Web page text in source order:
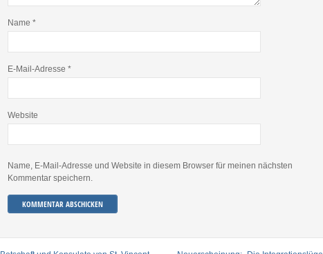
Name*
E-Mail-Adresse*
Website
Name, E-Mail-Adresse und Website in diesem Browser für meinen nächsten
Kommentar speichern.